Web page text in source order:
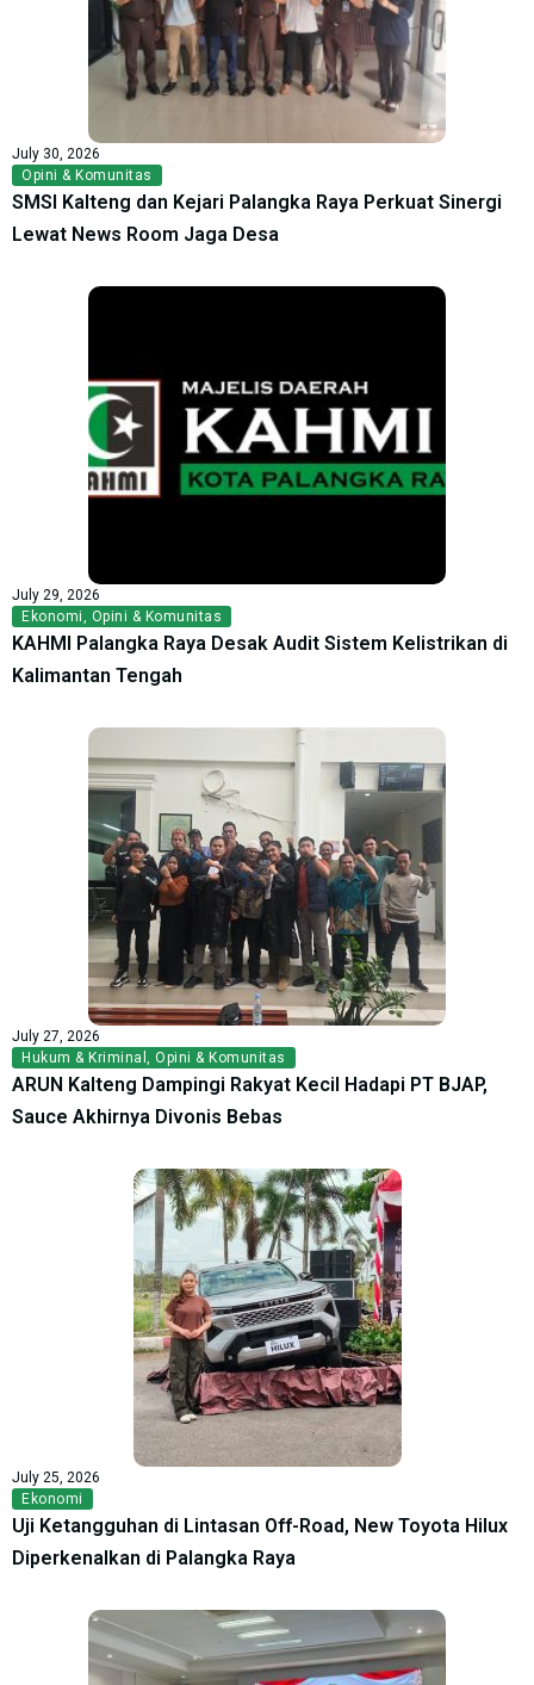
July 30, 2026
Opini & Komunitas
SMSI Kalteng dan Kejari Palangka Raya Perkuat Sinergi
Lewat News Room Jaga Desa
July 29, 2026
Ekonomi, Opini & Komunitas
KAHMI Palangka Raya Desak Audit Sistem Kelistrikan di
Kalimantan Tengah
July 27, 2026
Hukum & Kriminal , Opini & Komunitas
ARUN Kalteng Dampingi Rakyat Kecil Hadapi PT BJAP,
Sauce Akhirnya Divonis Bebas
July 25, 2026
Ekonomi
Uji Ketangguhan di Lintasan Off-Road, New Toyota Hilux
Diperkenalkan di Palangka Raya